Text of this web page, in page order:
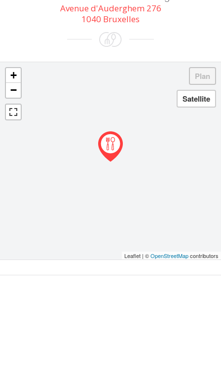
Avenue d'Auderghem 276
1040 Bruxelles
+
−
Leaflet | ©OpenStreetMapcontributors